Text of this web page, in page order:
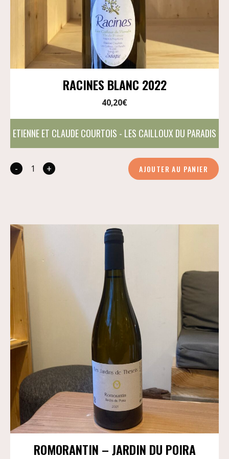
RACINES BLANC 2022
40,20€
ETIENNE ET CLAUDE COURTOIS - LES CAILLOUX DU PARADIS
-
quantité
+ AJOUTER AU PANIER
ROMORANTIN – JARDIN DU POIRA